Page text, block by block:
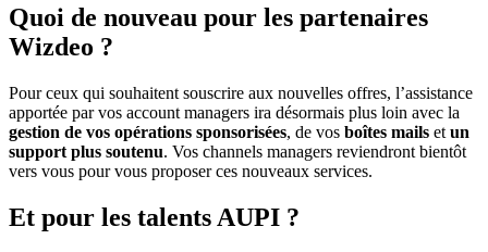
Quoi de nouveau pour les partenaires
Wizdeo ?
Pour ceux qui souhaitent souscrire aux nouvelles offres, l’assistance
apportée par vos account managers ira désormais plus loin avec la
gestion de vos opérations sponsorisées, de vos boîtes mails et un
support plus soutenu. Vos channels managers reviendront bientôt
vers vous pour vous proposer ces nouveaux services.
Et pour les talents AUPI ?